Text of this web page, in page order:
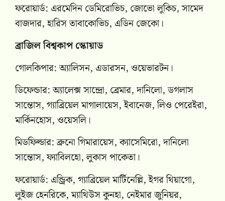
ফরোয়ার্ড: এরমেদিন ডেমিরোভিচ, জোভো লুকিচ, সামেদ
বাজদার, হারিস তাবাকোভিচ, এডিন জেকো।
ব্রাজিল বিশ্বকাপ স্কোয়াড
গোলকিপার: অ্যালিসন, এডারসন, ওয়েভারটন।
ডিফেন্ডার: অ্যালেক্স সান্দ্রো, ব্রেমার, দানিলো, ডগলাস
সান্তোস, গ্যাব্রিয়েল মাগালায়েস, ইবানেজ, লিও পেরেইরা,
মার্কিনহোস, ওয়েসলি।
মিডফিল্ডার: ব্রুনো গিমারায়েস, ক্যাসেমিরো, দানিলো
সান্তোস, ফ্যাবিলহো, লুকাস পাকেতা।
ফরোয়ার্ড: এন্ড্রিক, গ্যাব্রিয়েল মার্টিনেল্লি, ইগর থিয়াগো,
লুইজ হেনরিকে, ম্যাথিউস কুনহা, নেইমার জুনিয়র,